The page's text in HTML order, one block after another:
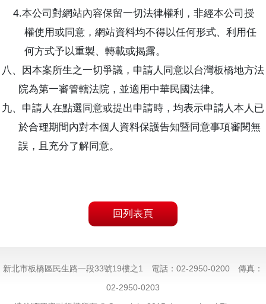
4.本公司對網站內容保留一切法律權利，非經本公司授
權使用或同意，網站資料均不得以任何形式、利用任
何方式予以重製、轉載或揭露。
八、因本案所生之一切爭議，申請人同意以台灣板橋地方法
院為第一審管轄法院，並適用中華民國法律。
九、申請人在點選同意或提出申請時，均表示申請人本人已
於合理期間內對本個人資料保護告知暨同意事項審閱無
誤，且充分了解同意。
回列表頁
新北市板橋區民生路一段33號19樓之1 電話：02-2950-0200 傳真：
02-2950-0203